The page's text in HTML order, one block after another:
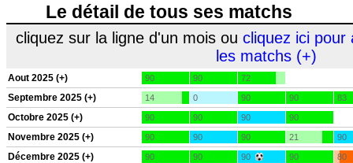
Le détail de tous ses matchs
cliquez sur la ligne d'un mois ou cliquez ici pour
les matchs (+)
Aout 2025 (+) 90 90 72
Septembre 2025 (+) 14 0 90 90 83
Octobre 2025 (+) 90 90 90 90
Novembre 2025 (+) 90 90 90 21 90
Décembre 2025 (+) 90 90 90 90 80